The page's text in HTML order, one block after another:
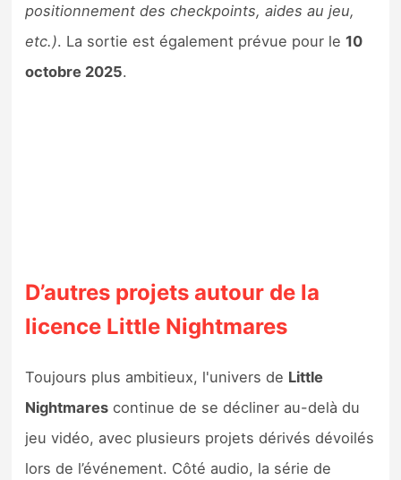
positionnement des checkpoints, aides au jeu,
etc.). La sortie est également prévue pour le10
octobre 2025.
D’autres projets autour de la
licence Little Nightmares
Toujours plus ambitieux, l'univers de Little
Nightmares continue de se décliner au-delà du
jeu vidéo, avec plusieurs projets dérivés dévoilés
lors de l’événement. Côté audio, la série de